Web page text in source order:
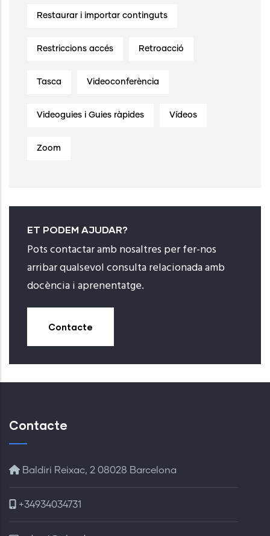
Restaurar i importar continguts
Restriccions accés Retroacció
Tasca Videoconferència
Videoguies i Guies ràpides Vídeos
Zoom
ET PODEM AJUDAR?
Pots contactar amb nosaltres per fer-nos
arribar qualsevol consulta relacionada amb
docència i aprenentatge.
Contacte
Contacte
Baldiri Reixac, 2 08028 Barcelona
+34934034731